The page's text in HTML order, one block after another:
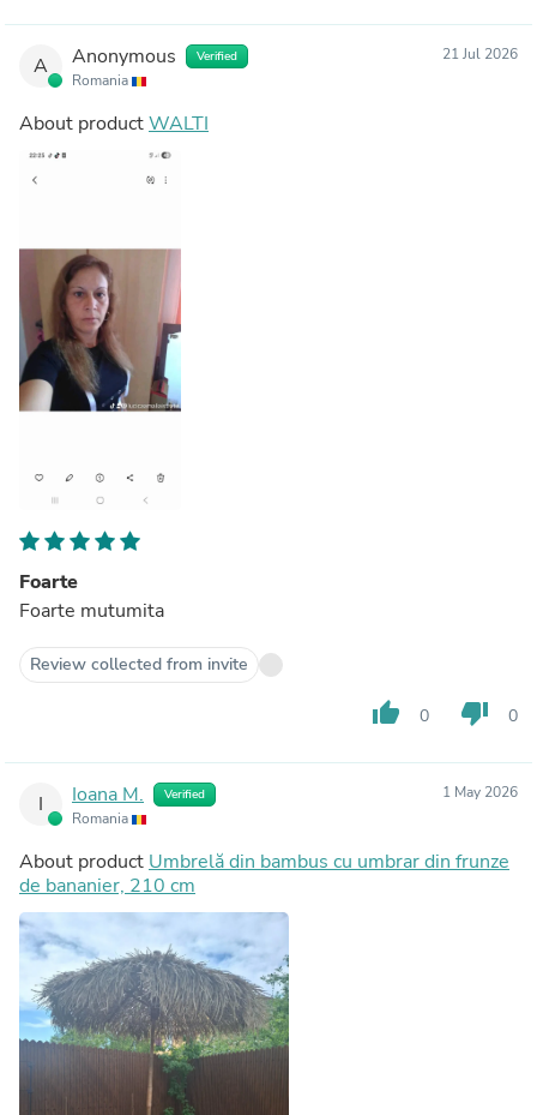
A Anonymous Verified
Romania
21 Jul 2026
About productWALTI
Foarte
Foarte mutumita
Review collected from invite
thumb_up 0 thumb_down 0
I Ioana M. Verified
Romania
1 May 2026
About product Umbrelă din bambus cu umbrar din frunze
de bananier, 210 cm